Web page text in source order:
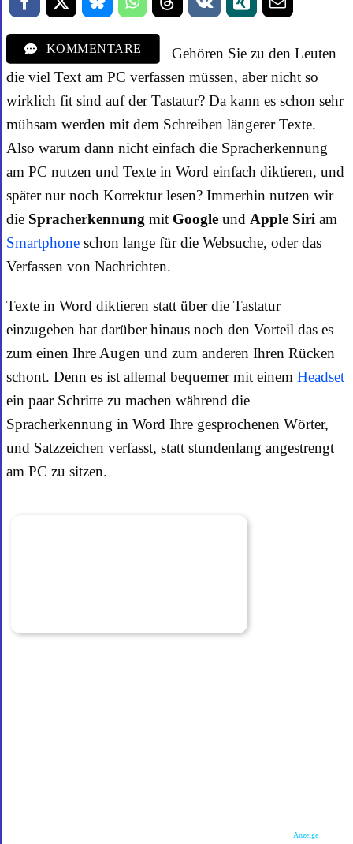
KOMMENTARE
Gehören Sie zu den Leuten
die viel Text am PC verfassen müssen, aber nicht so
wirklich fit sind auf der Tastatur? Da kann es schon sehr
mühsam werden mit dem Schreiben längerer Texte.
Also warum dann nicht einfach die Spracherkennung
am PC nutzen und Texte in Word einfach diktieren, und
später nur noch Korrektur lesen? Immerhin nutzen wir
die Spracherkennung mit Google und Apple Siri am
Smartphone schon lange für die Websuche, oder das
Verfassen von Nachrichten.
Texte in Word diktieren statt über die Tastatur
einzugeben hat darüber hinaus noch den Vorteil das es
zum einen Ihre Augen und zum anderen Ihren Rücken
schont. Denn es ist allemal bequemer mit einem Headset
ein paar Schritte zu machen während die
Spracherkennung in Word Ihre gesprochenen Wörter,
und Satzzeichen verfasst, statt stundenlang angestrengt
am PC zu sitzen.
Anzeige